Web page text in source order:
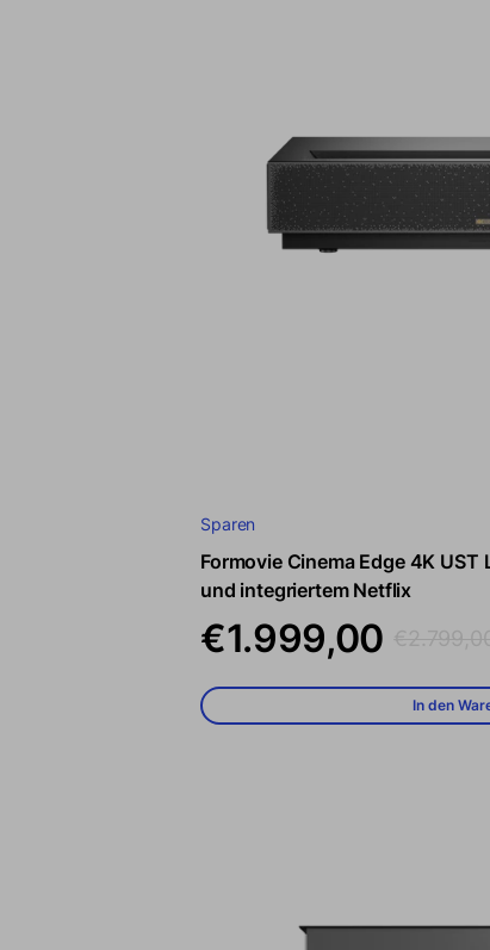
Sparen
Formovie Cinema Edge 4K
und integriertem Netflix
Verkaufspreis
€1.999,00
Regulärer
In den